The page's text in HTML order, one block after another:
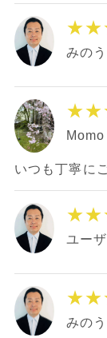
みの
Momo
いつも丁寧に
ユー
みの